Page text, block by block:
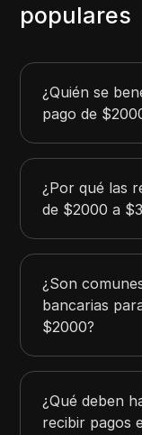
populares
¿Quién se
pago de
¿Por qué las
de $2000 a
¿Son
bancarias
$2000?
¿Qué deben
recibir pagos